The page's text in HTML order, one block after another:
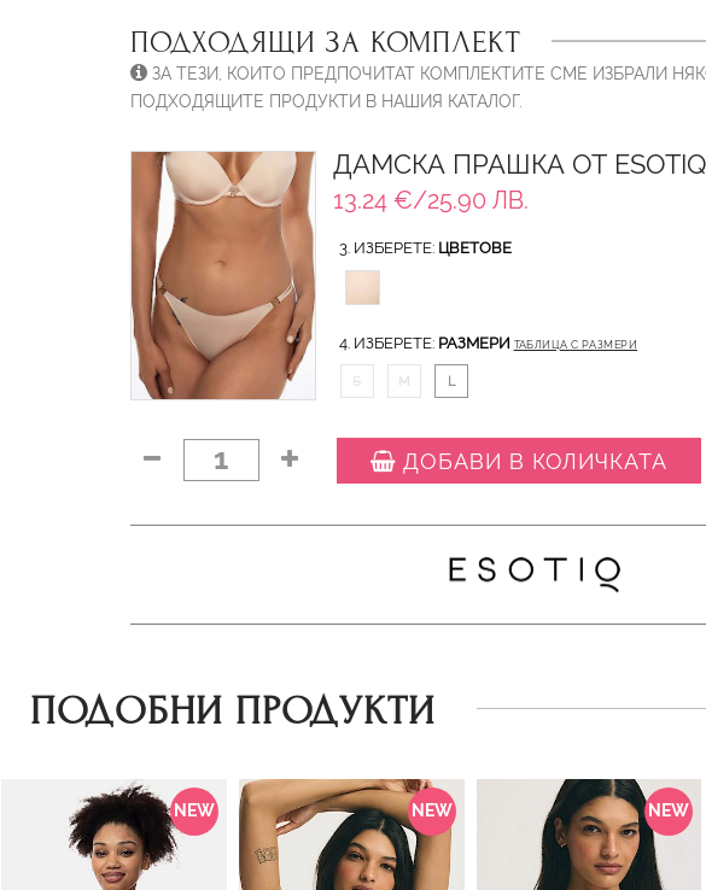
ПОДХОДЯЩИ ЗА КОМПЛЕКТ
ЗА ТЕЗИ, КОИТО ПРЕДПОЧИТАТ КОМПЛЕКТИТЕ СМЕ ИЗБРАЛИ
ПОДХОДЯЩИТЕ ПРОДУКТИ В НАШИЯ КАТАЛОГ.
ДАМСКА ПРАШКА ОТ ESOTIQ
13.24 €/25.90 ЛВ.
3. ИЗБЕРЕТЕ: ЦВЕТОВЕ
4. ИЗБЕРЕТЕ: РАЗМЕРИ ТАБЛИЦА С РАЗМЕРИ
S M L
1 ДОБАВИ В КОЛИЧКАТА
ПОДОБНИ ПРОДУКТИ
NEW NEW NEW